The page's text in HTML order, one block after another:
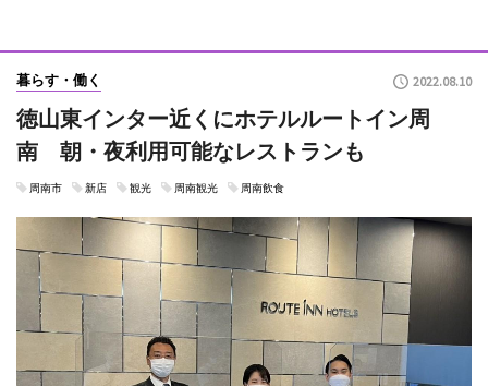
暮らす・働く 2022.08.10
徳山東インター近くにホテルルートイン周
南 朝・夜利用可能なレストランも
周南市 新店 観光 周南観光 周南飲食